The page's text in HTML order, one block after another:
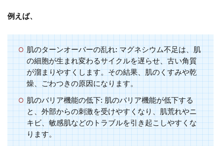
例えば、
肌のターンオーバーの乱れ: マグネシウム不足は、肌
の細胞が生まれ変わるサイクルを遅らせ、古い角質
が溜まりやすくします。その結果、肌のくすみや乾
燥、ごわつきの原因になります。
肌のバリア機能の低下:肌のバリア機能が低下する
と、外部からの刺激を受けやすくなり、肌荒れやニ
キビ、敏感肌などのトラブルを引き起こしやすくな
ります。